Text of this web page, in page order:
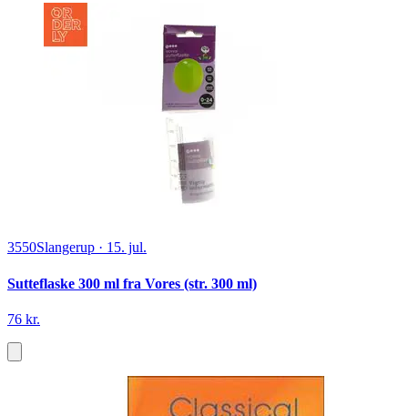
3550Slangerup · 15. jul.
Sutteflaske 300 ml fra Vores (str. 300 ml)
76 kr.